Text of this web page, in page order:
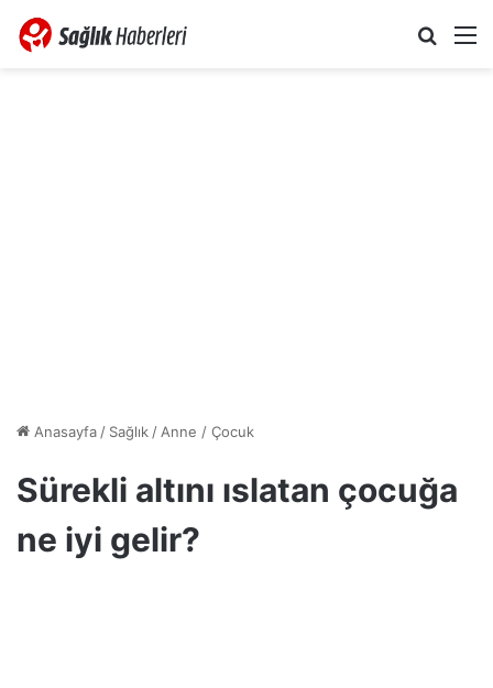
Anasayfa/ Sağlık/Anne / Çocuk
Sürekli altını ıslatan çocuğa
ne iyi gelir?